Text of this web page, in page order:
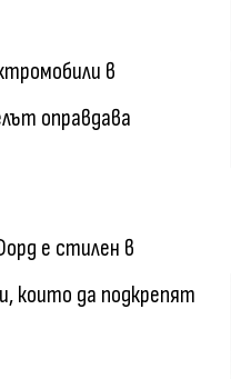
в
оправдава
е стилен в
които да подкрепят